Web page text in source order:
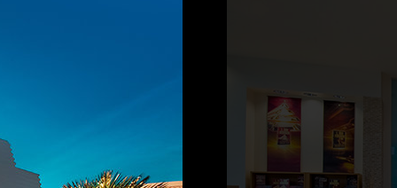
Шкала эмоциональных тонов